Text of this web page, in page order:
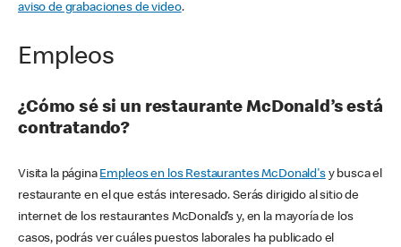
aviso de grabaciones de video.
Empleos
¿Cómo sé si un restaurante McDonald’s está
contratando?
Visita la página Empleos en los Restaurantes McDonald'sy busca el
restaurante en el que estás interesado. Serás dirigido al sitio de
internet de los restaurantes McDonald’s y, en la mayoría de los
casos, podrás ver cuáles puestos laborales ha publicado el